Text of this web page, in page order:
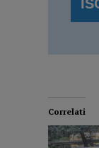
Correlati